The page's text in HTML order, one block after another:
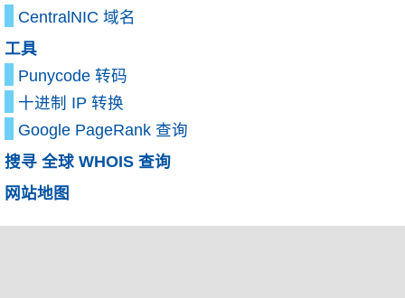
CentralNIC 域名
工具
Punycode 转码
十进制 IP 转换
Google PageRank 查询
搜寻 全球 WHOIS 查询
网站地图